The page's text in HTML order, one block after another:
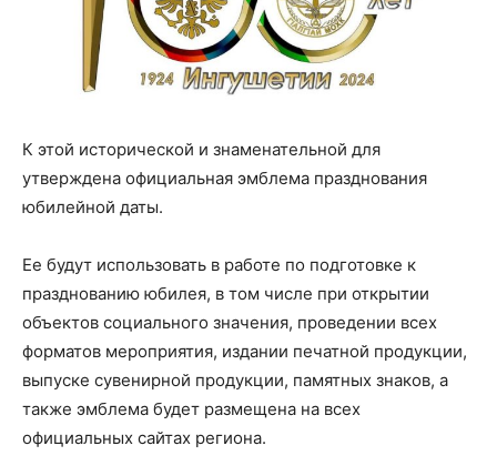
К этой исторической и знаменательной для
утверждена официальная эмблема празднования
юбилейной даты.
Ее будут использовать в работе по подготовке к
празднованию юбилея, в том числе при открытии
объектов социального значения, проведении всех
форматов мероприятия, издании печатной продукции,
выпуске сувенирной продукции, памятных знаков, а
также эмблема будет размещена на всех
официальных сайтах региона.